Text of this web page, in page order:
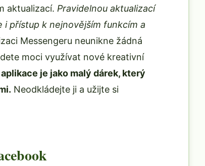
aktualizací. Pravidelnou aktualizací
přístup k nejnovějším funkcím a
Messengeru neunikne žádná
moci využívat nové kreativní
je jako malý dárek, který
Neodkládejte ji a užijte si